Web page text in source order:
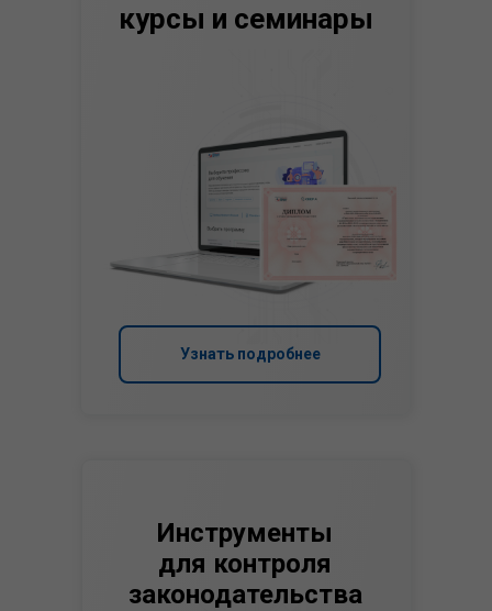
Инструменты
для контроля
законодательства
Узнать подробнее
курсы и семинары